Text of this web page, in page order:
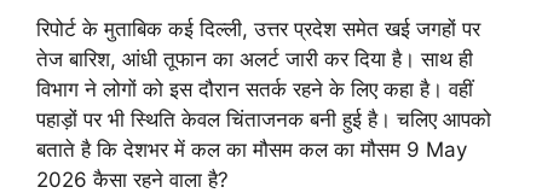
रिपोर्ट के मुताबिक कई दिल्ली, उत्तर प्रदेश समेत खई जगहों पर
तेज बारिश, आंधी तूफान का अलर्ट जारी कर दिया है। साथ ही
विभाग ने लोगों को इस दौरान सतर्क रहने के लिए कहा है। वहीं
पहाड़ों पर भी स्थिति केवल चिंताजनक बनी हुई है। चलिए आपको
बताते है कि देशभर में कल का मौसम कल का मौसम 9 May
2026 कैसा रहने वाला है?